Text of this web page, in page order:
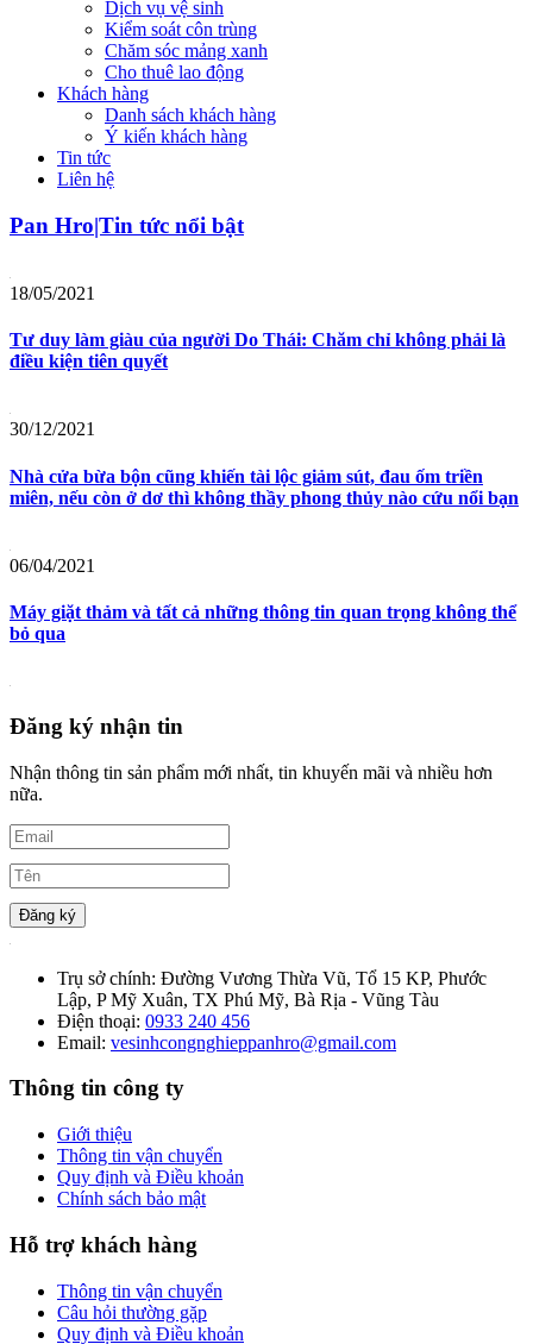
Dịch vụ vệ sinh
Kiểm soát côn trùng
Chăm sóc mảng xanh
Cho thuê lao động
Khách hàng
Danh sách khách hàng
Ý kiến khách hàng
Tin tức
Liên hệ
Pan Hro|Tin tức nổi bật
18/05/2021
Tư duy làm giàu của người Do Thái: Chăm chỉ không phải là
điều kiện tiên quyết
30/12/2021
Nhà cửa bừa bộn cũng khiến tài lộc giảm sút, đau ốm triền
miên, nếu còn ở dơ thì không thầy phong thủy nào cứu nổi bạn
06/04/2021
Máy giặt thảm và tất cả những thông tin quan trọng không thể
bỏ qua
Đăng ký nhận tin
Nhận thông tin sản phẩm mới nhất, tin khuyến mãi và nhiều hơn
nữa.
Đăng ký
Trụ sở chính: Đường Vương Thừa Vũ, Tổ 15 KP, Phước
Lập, P Mỹ Xuân, TX Phú Mỹ, Bà Rịa - Vũng Tàu
Điện thoại: 0933 240 456
Email: vesinhcongnghieppanhro@gmail.com
Thông tin công ty
Giới thiệu
Thông tin vận chuyển
Quy định và Điều khoản
Chính sách bảo mật
Hỗ trợ khách hàng
Thông tin vận chuyển
Câu hỏi thường gặp
Quy định và Điều khoản